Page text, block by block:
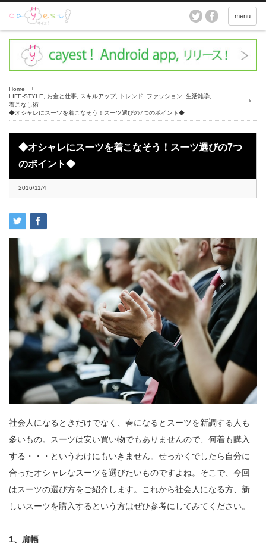
menu
Home
LIFE-STYLE
お金と仕事 スキルアップ, トレンド ファッション 生活雑学
着こなし術
◆オシャレにスーツを着こなそう！スーツ選びの7つのポイント◆
◆オシャレにスーツを着こなそう！スーツ選びの7つ
のポイント◆
2016/11/4
社会人になるときだけでなく、春になるとスーツを新調する人も
多いもの。スーツは安い買い物でもありませんので、何着も購入
する・・・というわけにもいきません。せっかくでしたら自分に
合ったオシャレなスーツを選びたいものですよね。そこで、今回
はスーツの選び方をご紹介します。これから社会人になる方、新
しいスーツを購入するという方はぜひ参考にしてみてください。
1、肩幅